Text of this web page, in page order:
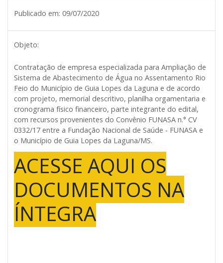
Publicado em: 09/07/2020
Objeto:
Contratação de empresa especializada para Ampliação de
Sistema de Abastecimento de Água no Assentamento Rio
Feio do Município de Guia Lopes da Laguna e de acordo
com projeto, memorial descritivo, planilha orgamentaria e
cronograma físico financeiro, parte integrante do edital,
com recursos provenientes do Convênio FUNASA n.° CV
0332/17 entre a Fundação Nacional de Saúde - FUNASA e
o Município de Guia Lopes da Laguna/MS.
ACESSE AQUI OS
DOCUMENTOS NA
ÍNTEGRA